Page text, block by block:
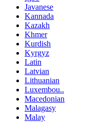
Javanese
Kannada
Kazakh
Khmer
Kurdish
Kyrgyz
Latin
Latvian
Lithuanian
Luxembou..
Macedonian
Malagasy
Malay